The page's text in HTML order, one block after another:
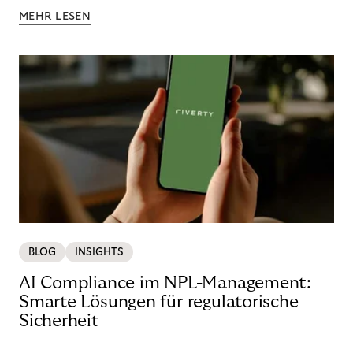
MEHR LESEN
BLOG INSIGHTS
AI Compliance im NPL-Management:
Smarte Lösungen für regulatorische
Sicherheit